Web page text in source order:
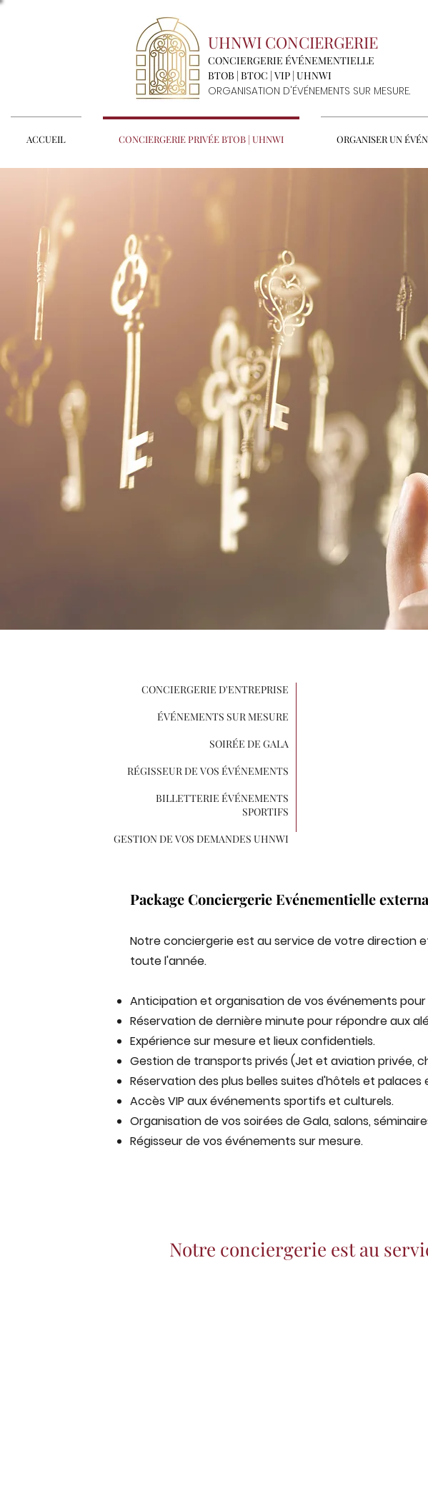
UHNWI CONCIERGERIE
CONCIERGERIE ÉVÉNEMENTIELLE
BTOB | BTOC | VIP | UHNWI
ORGANISATION D'ÉVÉNEMENTS SUR MESURE.
ACCUEIL CONCIERGERIE PRIVÉE BTOB | UHNWI ORGANISER UN
CONCIERGERIE D'ENTREPRISE
ÉVÉNEMENTS SUR MESURE
SOIRÉE DE GALA
RÉGISSEUR DE VOS ÉVÉNEMENTS
BILLETTERIE ÉVÉNEMENTS
SPORTIFS
GESTION DE VOS DEMANDES UHNWI
Package Conciergerie Evénementielle
Notre conciergerie est au service de votre direction
toute l'année.
Anticipation et organisation de vos événements pour
Réservation de dernière minute pour répondre aux
Expérience sur mesure et lieux confidentiels.
Gestion de transports privés (Jet et aviation privée,
Réservation des plus belles suites d'hôtels et
Accès VIP aux événements sportifs et culturels.
Organisation de vos soirées de Gala, salons,
Régisseur de vos événements sur mesure.
Notre conciergerie est au